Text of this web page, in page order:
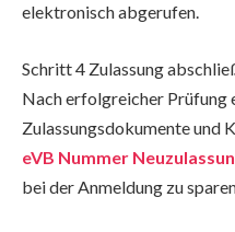
elektronisch abgerufen.
Schritt 4 Zulassung
Nach erfolgreicher Prüfung
Zulassungsdokumente und
eVB Nummer
bei der Anmeldung zu